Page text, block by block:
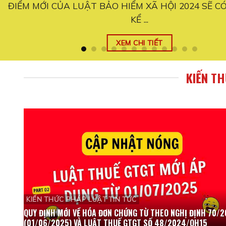
Quy định mới đối với hộ kinh doanh từ ngày 01/06/
thay đổi ...
XEM CHI TIẾT
KIẾN
KIẾN THỨC PHÁP LUẬT TIN TỨC
QUY ĐỊNH MỚI VỀ HÓA ĐƠN CHỨNG TỪ THEO NGHỊ ĐỊNH 70/
(01/06/2025) VÀ LUẬT THUẾ GTGT SỐ 48/2024/QH15